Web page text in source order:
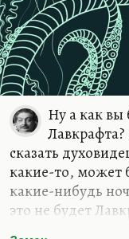
Ну а как вы
сказать
какие-то, может
какие-нибудь
это не будет